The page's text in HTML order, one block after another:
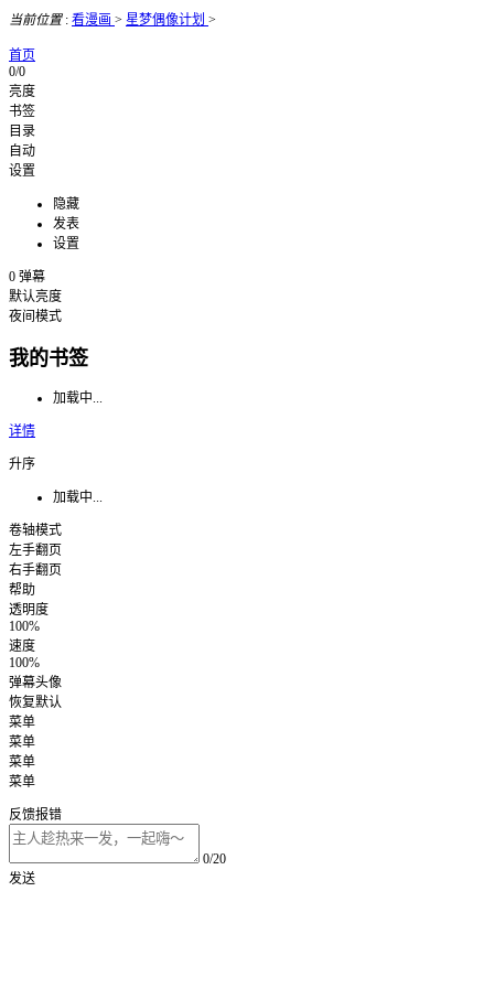
当前位置: 看漫画 > 星梦偶像计划 >
首页
0/0
亮度
书签
目录
自动
设置
隐藏
发表
设置
0 弹幕
默认亮度
夜间模式
我的书签
加载中...
详情
升序
加载中...
卷轴模式
左手翻页
右手翻页
帮助
透明度
100%
速度
100%
弹幕头像
恢复默认
菜单
菜单
菜单
菜单
反馈报错
0/20
发送